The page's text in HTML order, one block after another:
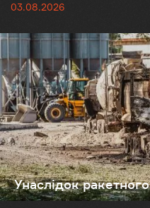
03.08.2026
Унаслідок